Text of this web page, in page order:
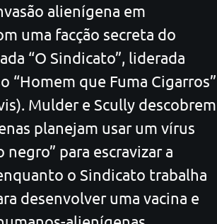
alienígena em
uma facção secreta do
“O Sindicato”, liderada
“Homem que Fuma Cigarros”
Mulder e Scully descobrem
planejam usar um vírus
negro” para escravizar a
o Sindicato trabalha
desenvolver uma vacina e